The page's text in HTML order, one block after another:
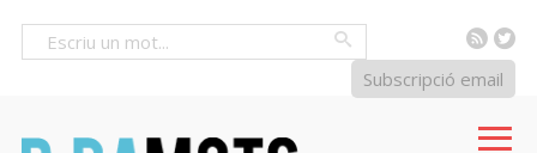
RSS
Subscripció email